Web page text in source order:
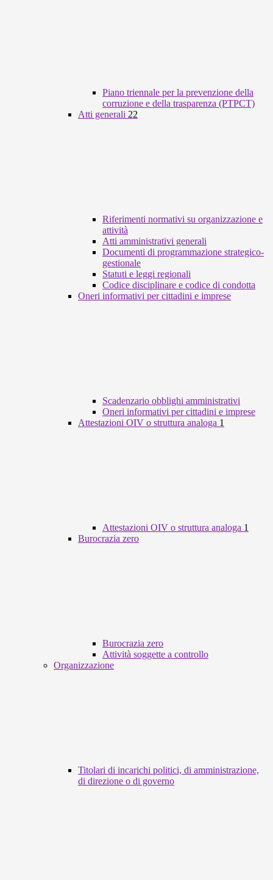
Piano triennale per la prevenzione della
corruzione e della trasparenza (PTPCT)
Atti generali 22
Riferimenti normativi su organizzazione e
attività
Atti amministrativi generali
Documenti di programmazione strategico-
gestionale
Statuti e leggi regionali
Codice disciplinare e codice di condotta
Oneri informativi per cittadini e imprese
Scadenzario obblighi amministrativi
Oneri informativi per cittadini e imprese
Attestazioni OIV o struttura analoga 1
Attestazioni OIV o struttura analoga 1
Burocrazia zero
Burocrazia zero
Attività soggette a controllo
Organizzazione
Titolari di incarichi politici, di amministrazione,
di direzione o di governo